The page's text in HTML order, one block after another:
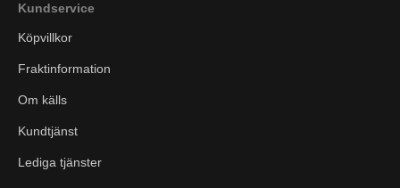
Kundservice
Köpvillkor
Fraktinformation
Om källs
Kundtjänst
Lediga tjänster